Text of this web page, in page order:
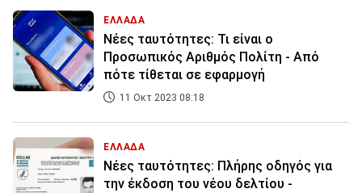
ΕΛΛΑΔΑ
Νέες ταυτότητες: Τι είναι ο
Προσωπικός Αριθμός Πολίτη - Από
πότε τίθεται σε εφαρμογή
11 Οκτ 2023 08:18
ΕΛΛΑΔΑ
Νέες ταυτότητες: Πλήρης οδηγός για
την έκδοση του νέου δελτίου -